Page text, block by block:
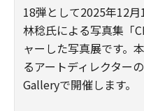
18弾として2025年12
林稔氏による写真集「
ャーした写真展です。
るアートディレクター
Galleryで開催します。